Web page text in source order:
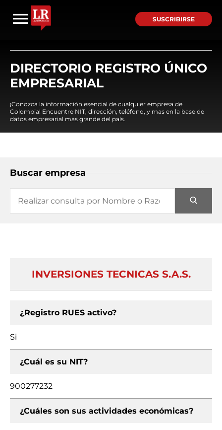
SUSCRIBIRSE
DIRECTORIO REGISTRO ÚNICO
EMPRESARIAL
¡Conozca la información esencial de cualquier empresa de
Colombia! Encuentre NIT, dirección, teléfono, y mas en la base de
datos empresarial mas grande del país.
Buscar empresa
INVERSIONES TECNICAS S.A.S.
¿Registro RUES activo?
Si
¿Cuál es su NIT?
900277232
¿Cuáles son sus actividades económicas?